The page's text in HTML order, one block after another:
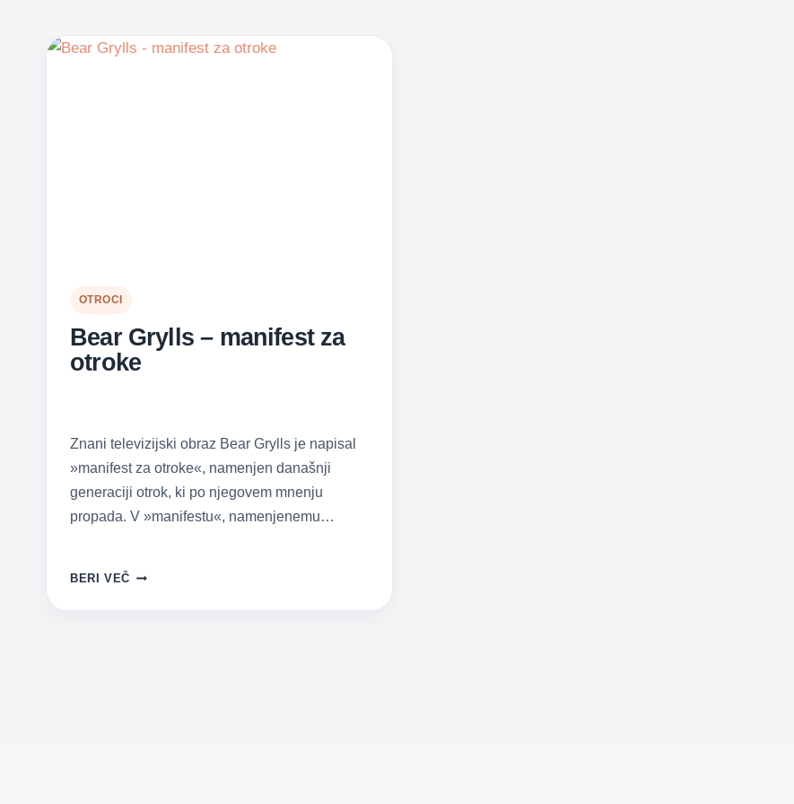
OTROCI
Bear Grylls – manifest za
otroke
Znani televizijski obraz Bear Grylls je napisal
»manifest za otroke«, namenjen današnji
generaciji otrok, ki po njegovem mnenju
propada. V »manifestu«, namenjenemu…
BERI VEČ BEAR
–